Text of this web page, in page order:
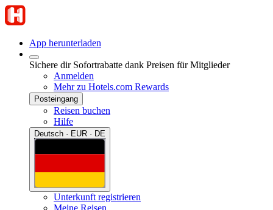
App herunterladen
Sichere dir Sofortrabatte dank Preisen für Mitglieder
Anmelden
Mehr zu Hotels.com Rewards
Posteingang
Reisen buchen
Hilfe
Deutsch · EUR · DE
Unterkunft registrieren
Meine Reisen